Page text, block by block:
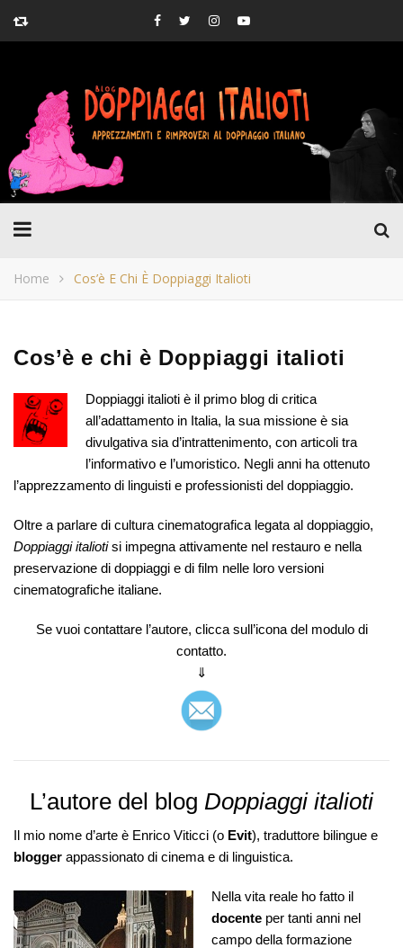
Home Cos’è E Chi È Doppiaggi Italioti
Cos’è e chi è Doppiaggi italioti
Doppiaggi italioti è il primo blog di critica
all’adattamento in Italia, la sua missione è sia
divulgativa sia d’intrattenimento, con articoli tra
l’informativo e l’umoristico. Negli anni ha ottenuto
l’apprezzamento di linguisti e professionisti del doppiaggio.
Oltre a parlare di cultura cinematografica legata al doppiaggio,
Doppiaggi italiotisi impegna attivamente nel restauro e nella
preservazione di doppiaggi e di film nelle loro versioni
cinematografiche italiane.
Se vuoi contattare l’autore, clicca sull’icona del modulo di
contatto.
⇓
L’autore del blog Doppiaggi italioti
Il mio nome d’arte è Enrico Viticci (o Evit), traduttore bilingue e
blogger appassionato di cinema e di linguistica.
Nella vita reale ho fatto il
docente per tanti anni nel
campo della formazione